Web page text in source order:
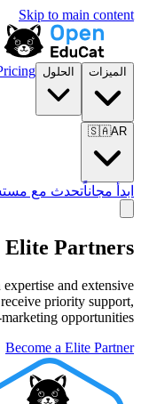
Skip to main content
الميزات الحلول
🇸🇦AR
ابدأ مجاناًتحدث مع
Elite Partners
and extensive
priority support,
opportunities.
Become a Elite Partner